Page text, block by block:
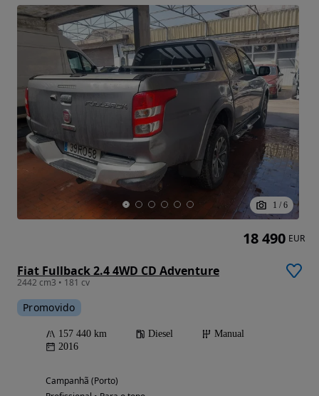
1 / 6
Fiat Fullback 2.4 4WD CD Adventure
2442 cm3 • 181 cv
Promovido
157 440 km Diesel
Manual
2016
Campanhã (Porto)
18 490 EUR